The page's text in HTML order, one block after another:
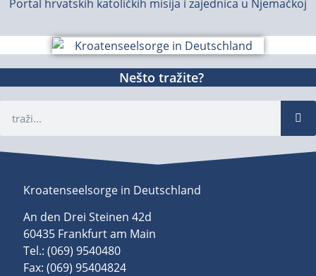
Portal hrvatskih katoličkih misija i zajednica u Njemačkoj
Nešto tražite?
Kroatenseelsorge in Deutschland
An den Drei Steinen 42d
60435 Frankfurt am Main
Tel.: (069) 9540480
Fax: (069) 95404824